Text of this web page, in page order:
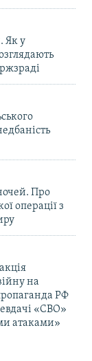
Як у
Про
операції з
на
РФ
«СВО»
атаками»